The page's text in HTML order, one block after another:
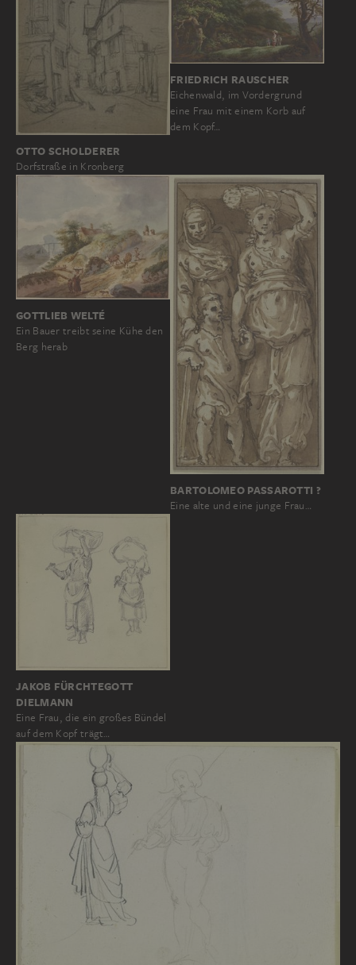
OTTO SCHOLDERER
Dorfstraße in Kronberg
FRIEDRICH RAUSCHER
Eichenwald, im Vordergrund
eine Frau mit einem Korb auf
dem Kopf…
GOTTLIEB WELTÉ
Ein Bauer treibt seine Kühe den
Berg herab
BARTOLOMEO PASSAROTTI ?
Eine alte und eine junge Frau…
JAKOB FÜRCHTEGOTT
DIELMANN
Eine Frau, die ein großes Bündel
auf dem Kopf trägt…